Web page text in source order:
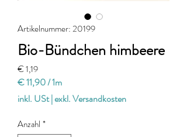
Artikelnummer: 20199
Bio-Bündchen himbeere
€ 1,19Preis
€ 11,90/1m
€ 11,90
pro
1
Meter
inkl. USt|exkl. Versandkosten
Anzahl *